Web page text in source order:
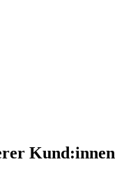
Kund:innen